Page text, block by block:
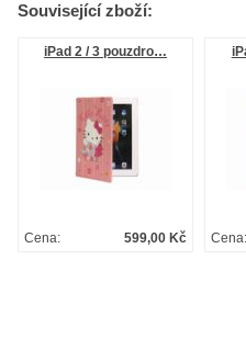
Související zboží:
iPad 2 / 3 pouzdro…
599,00 Kč
Cena: